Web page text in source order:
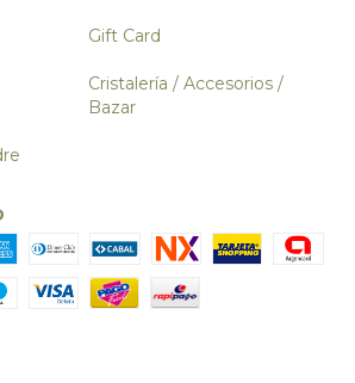
Gift Card
Cristalería / Accesorios /
Bazar